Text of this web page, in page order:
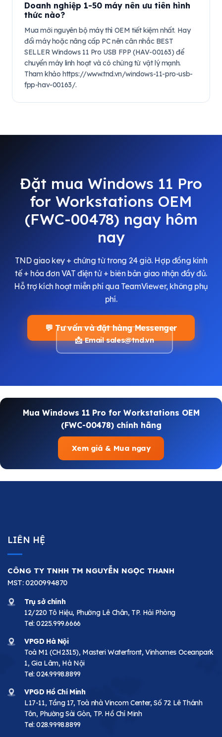
Doanh nghiệp 1-50 máy nên ưu tiên hình
thức nào?
Mua mới nguyên bộ máy thì OEM tiết kiệm nhất. Hay
đổi máy hoặc nâng cấp PC nên cân nhắc BEST
SELLER Windows 11 Pro USB FPP (HAV-00163) để
chuyển máy linh hoạt và có chứng từ vật lý mạnh.
Tham khảo https://www.tnd.vn/windows-11-pro-usb-
fpp-hav-00163/.
Đặt mua Windows 11 Pro
for Workstations OEM
(FWC-00478) ngay hôm
nay
TND giao key + chứng từ trong 24 giờ. Hợp đồng kinh
tế + hóa đơn VAT điện tử + biên bản giao nhận đầy đủ.
Hỗ trợ kích hoạt miễn phí qua TeamViewer, không phụ
phí.
💬 Tư vấn và đặt hàng Messenger
📩 Emailsales@tnd.vn
Mua Windows 11 Pro for Workstations OEM
(FWC-00478) chính hãng
Xem giá & Mua ngay
LIÊN HỆ
CÔNG TY TNHH TM NGUYỄN NGỌC THANH
MST: 0200994870
Trụ sở chính
12/220 Tô Hiệu, Phường Lê Chân, TP. Hải Phòng
Tel: 0225.999.6666
VPGD Hà Nội
Toà M1 (CH2315), Masteri Waterfront, Vinhomes Oceanpark
1, Gia Lâm, Hà Nội
Tel: 024.9998.8899
VPGD Hồ Chí Minh
L17-11, Tầng 17, Toà nhà Vincom Center, Số 72 Lê Thánh
Tôn, Phường Sài Gòn, TP. Hồ Chí Minh
Tel: 028.9998.8899